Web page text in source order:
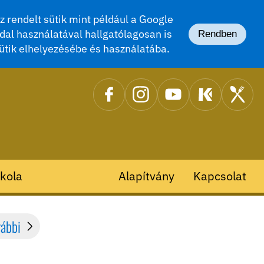
rendelt sütik mint például a Google
használatával hallgatólagosan is
elhelyezésébe és használatába.
Rendben
Alapítvány Kapcsolat